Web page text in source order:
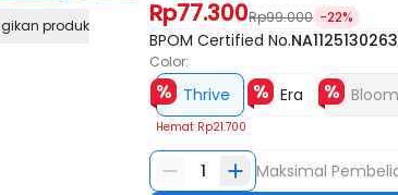
produk Rp77.300Rp99.000 -22%
BPOM Certified No.
Color:
Thrive
Hemat Rp21.700
Era Bloom
1 Maksimal